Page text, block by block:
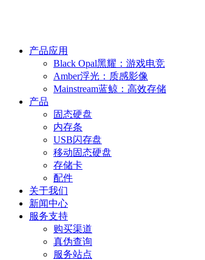
产品应用
Black Opal黑耀：游戏电竞
Amber浮光：质感影像
Mainstream蓝鲸：高效存储
产品
固态硬盘
内存条
USB闪存盘
移动固态硬盘
存储卡
配件
关于我们
新闻中心
服务支持
购买渠道
真伪查询
服务站点